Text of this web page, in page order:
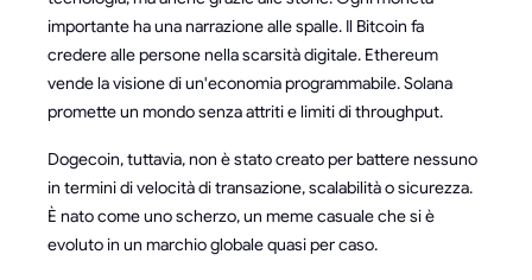
importante ha una narrazione alle spalle. Il Bitcoin fa
credere alle persone nella scarsità digitale. Ethereum
vende la visione di un'economia programmabile. Solana
promette un mondo senza attriti e limiti di throughput.
Dogecoin, tuttavia, non è stato creato per battere nessuno
in termini di velocità di transazione, scalabilità o sicurezza.
È nato come uno scherzo, un meme casuale che si è
evoluto in un marchio globale quasi per caso.